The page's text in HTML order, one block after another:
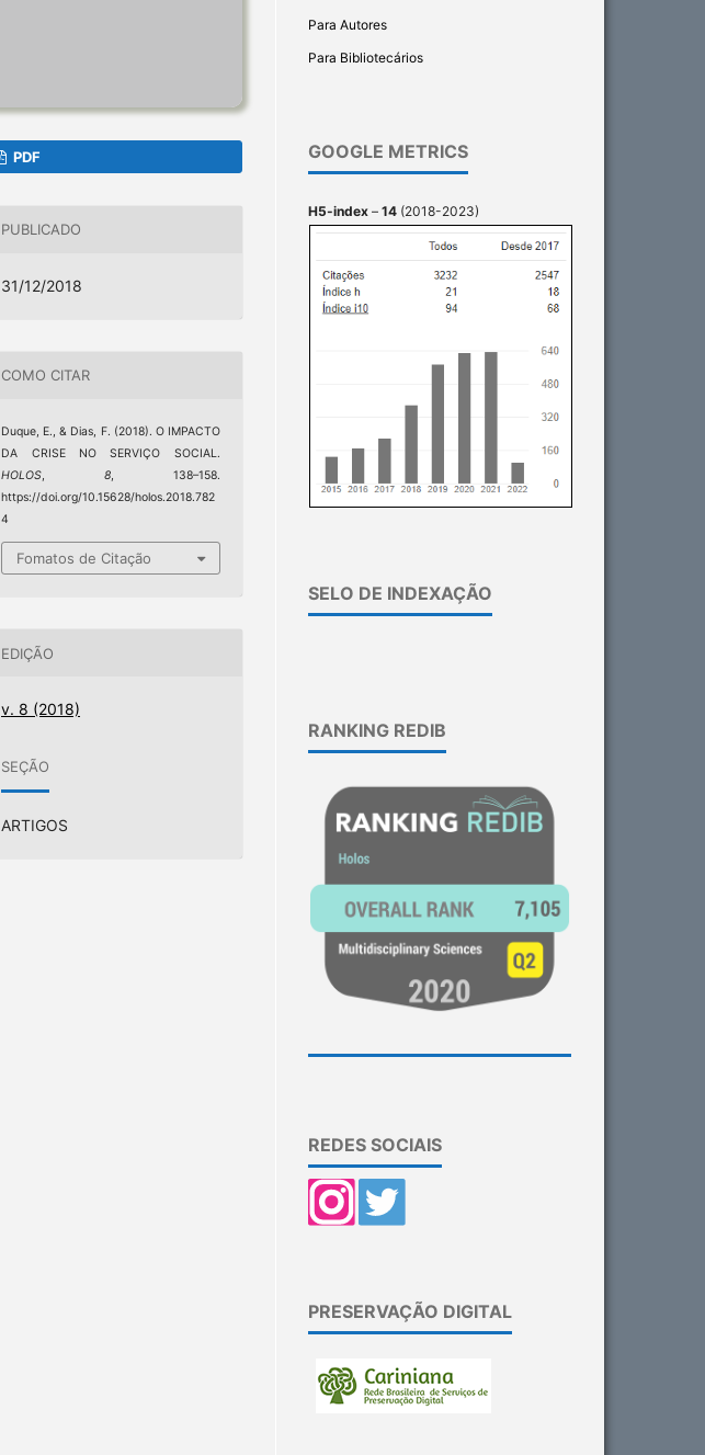
PDF
PUBLICADO
31/12/2018
COMO CITAR
Duque, E., & Dias, F. (2018). O IMPACTO
DA CRISE NO SERVIÇO SOCIAL.
HOLOS
8 , 138–158.
https://doi.org/10.15628/holos.2018.782
4
Fomatos de Citação
EDIÇÃO
v. 8 (2018)
SEÇÃO
ARTIGOS
Para Autores
Para Bibliotecários
GOOGLE METRICS
H5-index – 14 (2018-2023)
SELO DE INDEXAÇÃO
RANKING REDIB
REDES SOCIAIS
PRESERVAÇÃO DIGITAL